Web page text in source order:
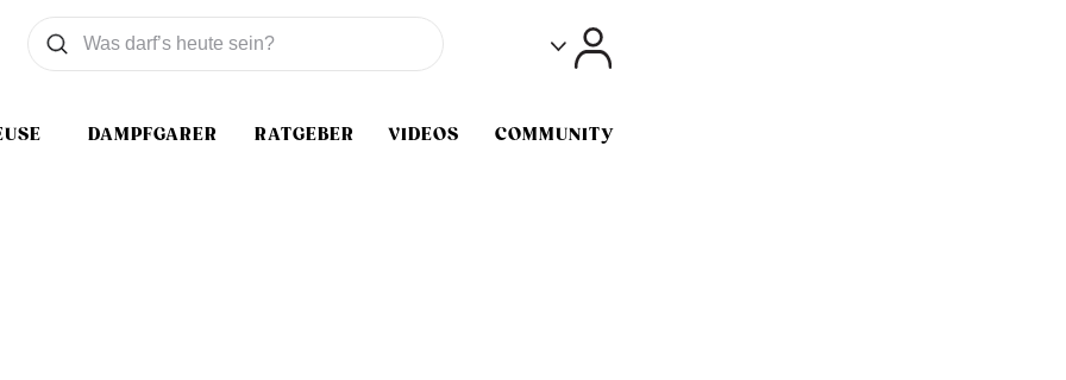
DAMPFGARER RATGEBER VIDEOS COMMUNITY
Was wollen Sie suchen
Suchen